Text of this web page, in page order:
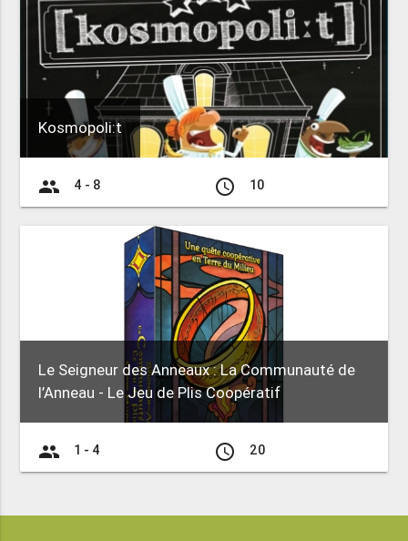
Kosmopoli:t
group 4 - 8 access_time 10
Le Seigneur des Anneaux : La Communauté de
l’Anneau - Le Jeu de Plis Coopératif
group 1 - 4 access_time 20